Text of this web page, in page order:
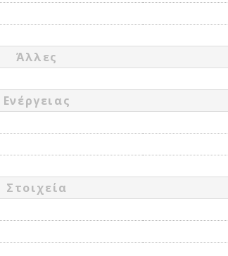
Άλλες
Ενέργειας
Στοιχεία